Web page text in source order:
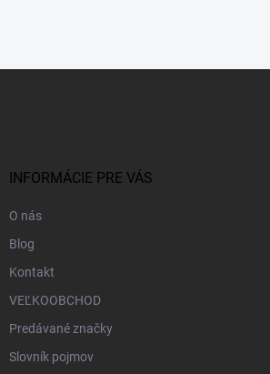
INFORMÁCIE PRE VÁS
O nás
Blog
Kontakt
VEĽKOOBCHOD
Predávané značky
Slovník pojmov